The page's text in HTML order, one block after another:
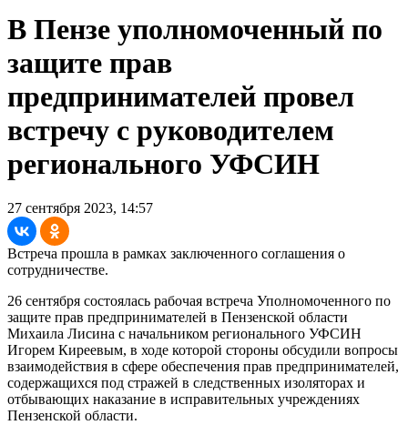
В Пензе уполномоченный по
защите прав
предпринимателей провел
встречу с руководителем
регионального УФСИН
27 сентября 2023, 14:57
Встреча прошла в рамках заключенного соглашения о
сотрудничестве.
26 сентября состоялась рабочая встреча Уполномоченного по
защите прав предпринимателей в Пензенской области
Михаила Лисина с начальником регионального УФСИН
Игорем Киреевым, в ходе которой стороны обсудили вопросы
взаимодействия в сфере обеспечения прав предпринимателей,
содержащихся под стражей в следственных изоляторах и
отбывающих наказание в исправительных учреждениях
Пензенской области.